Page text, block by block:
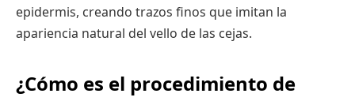
epidermis, creando trazos finos que imitan la
apariencia natural del vello de las cejas.
¿Cómo es el procedimiento de